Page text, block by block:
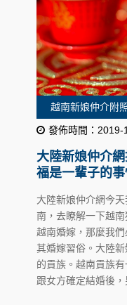
越南新娘仲介附
發佈時間：2019-
大陸新娘仲介
福是一輩子的
大陸新娘仲介網今
南，去瞭解一下越
越南婚嫁，那麼我
其婚嫁習俗。大陸
的貢族。越南貢族
跟女方確定結婚後